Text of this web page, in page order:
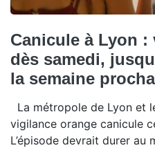
Canicule à Lyon
dès samedi,
la semaine
La métropole de Lyon et
vigilance orange canicule
L’épisode devrait durer au